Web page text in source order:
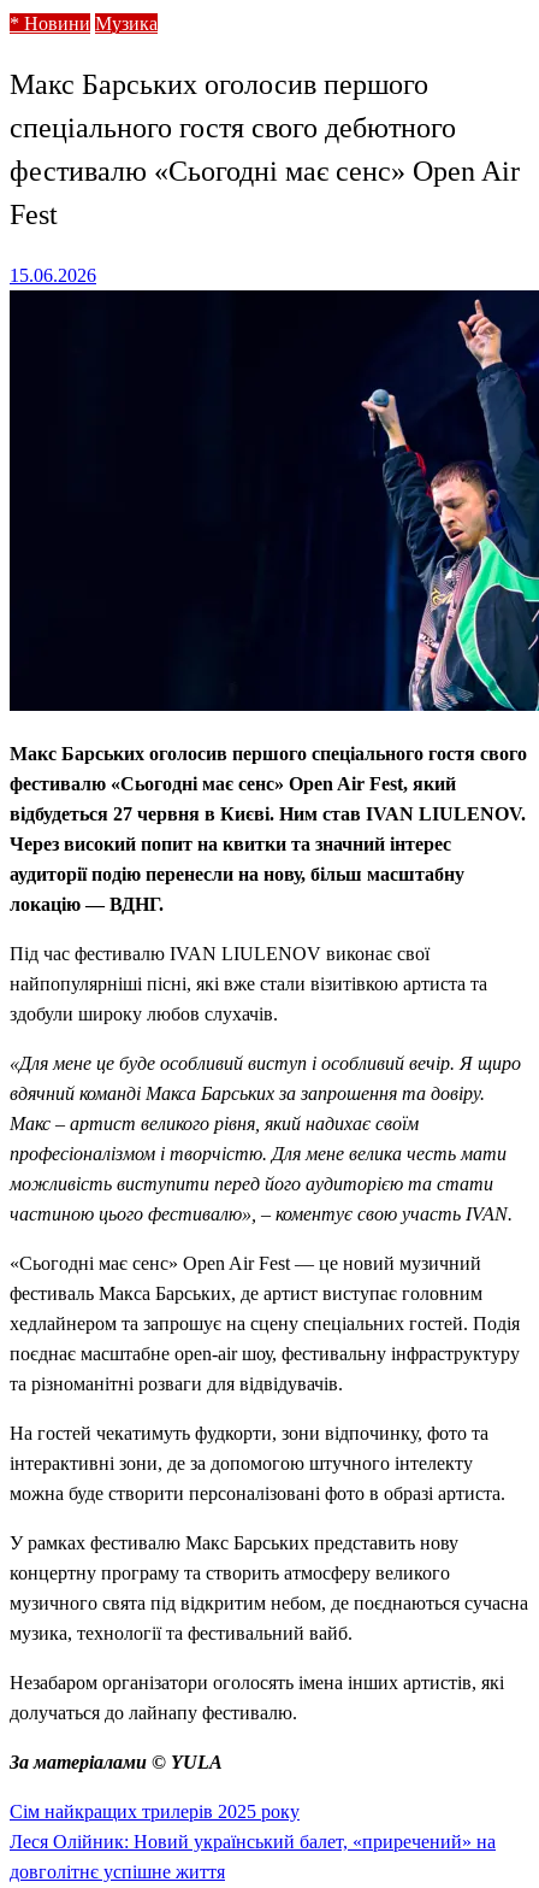
* Новини Музика
Макс Барських оголосив першого
спеціального гостя свого дебютного
фестивалю «Сьогодні має сенс» Open Air
Fest
Posted
15.06.2026
Макс Барських оголосив першого спеціального гостя свого
фестивалю «Сьогодні має сенс» Open Air Fest, який
відбудеться 27 червня в Києві. Ним став IVAN LIULENOV.
Через високий попит на квитки та значний інтерес
аудиторії подію перенесли на нову, більш масштабну
локацію — ВДНГ.
Під час фестивалю IVAN LIULENOV виконає свої
найпопулярніші пісні, які вже стали візитівкою артиста та
здобули широку любов слухачів.
«Для мене це буде особливий виступ і особливий вечір. Я щиро
вдячний команді Макса Барських за запрошення та довіру.
Макс – артист великого рівня, який надихає своїм
професіоналізмом і творчістю. Для мене велика честь мати
можливість виступити перед його аудиторією та стати
частиною цього фестивалю», – коментує свою участь IVAN.
«Сьогодні має сенс» Open Air Fest — це новий музичний
фестиваль Макса Барських, де артист виступає головним
хедлайнером та запрошує на сцену спеціальних гостей. Подія
поєднає масштабне open-air шоу, фестивальну інфраструктуру
та різноманітні розваги для відвідувачів.
На гостей чекатимуть фудкорти, зони відпочинку, фото та
інтерактивні зони, де за допомогою штучного інтелекту
можна буде створити персоналізовані фото в образі артиста.
У рамках фестивалю Макс Барських представить нову
концертну програму та створить атмосферу великого
музичного свята під відкритим небом, де поєднаються сучасна
музика, технології та фестивальний вайб.
Незабаром організатори оголосять імена інших артистів, які
долучаться до лайнапу фестивалю.
За матеріалами © YULA
Навігація
записів
Previous
Post
Сім найкращих трилерів 2025 року
Next
Post
Леся Олійник: Новий український балет, «приречений» на
довголітнє успішне життя